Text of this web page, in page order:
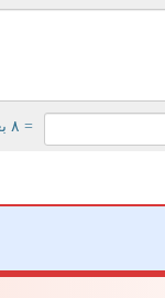
= ۸ بعلاوه ۲